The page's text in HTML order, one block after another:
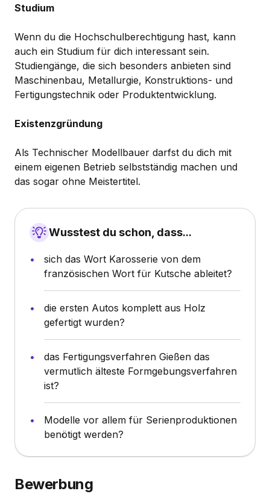
Studium
Wenn du die Hochschulberechtigung hast, kann
auch ein Studium für dich interessant sein.
Studiengänge, die sich besonders anbieten sind
Maschinenbau, Metallurgie, Konstruktions- und
Fertigungstechnik oder Produktentwicklung.
Existenzgründung
Als Technischer Modellbauer darfst du dich mit
einem eigenen Betrieb selbstständig machen und
das sogar ohne Meistertitel.
Wusstest du schon, dass...
sich das Wort Karosserie von dem
französischen Wort für Kutsche ableitet?
die ersten Autos komplett aus Holz
gefertigt wurden?
das Fertigungsverfahren Gießen das
vermutlich älteste Formgebungsverfahren
ist?
Modelle vor allem für Serienproduktionen
benötigt werden?
Bewerbung